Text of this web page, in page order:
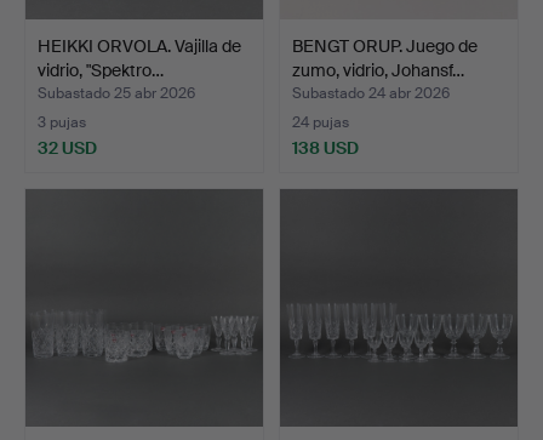
HEIKKI ORVOLA. Vajilla de
vidrio, "Spektro…
Subastado 25 abr 2026
3 pujas
32 USD
BENGT ORUP. Juego de
zumo, vidrio, Johansf…
Subastado 24 abr 2026
24 pujas
138 USD